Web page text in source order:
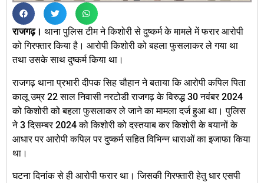
राजगढ़। थाना पुलिस टीम ने किशोरी से दुष्कर्म के मामले में फरार आरोपी
को गिरफ्तार किया है। आरोपी किशोरी को बहला फुसलाकर ले गया था
तथा उसके साथ दुष्कर्म किया था।
राजगढ़ थाना प्रभारी दीपक सिह चौहान ने बताया कि आरोपी कपिल पिता
कालू उम्र 22 साल निवासी नरटोडी राजगढ़ के विरुद्ध 30 नवंबर 2024
को किशोरी को बहला फुसलाकर ले जाने का मामला दर्ज हुआ था। पुलिस
ने 3 दिसम्बर 2024 को किशोरी को दस्तयाब कर किशोरी के बयानों के
आधार पर आरोपी कपिल पर दुष्कर्म सहित विभिन्न धाराओं का इजाफा किया
था।
घटना दिनांक से ही आरोपी फरार था। जिसकी गिरफ्तारी हेतु धार एसपी